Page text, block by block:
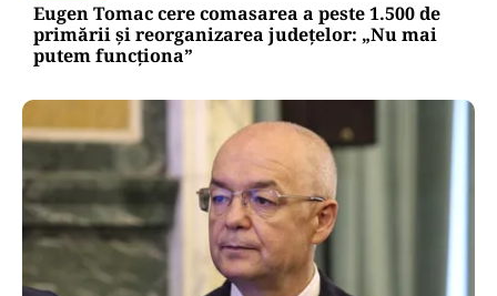
Eugen Tomac cere comasarea a peste 1.500 de
primării și reorganizarea județelor: „Nu mai
putem funcționa”